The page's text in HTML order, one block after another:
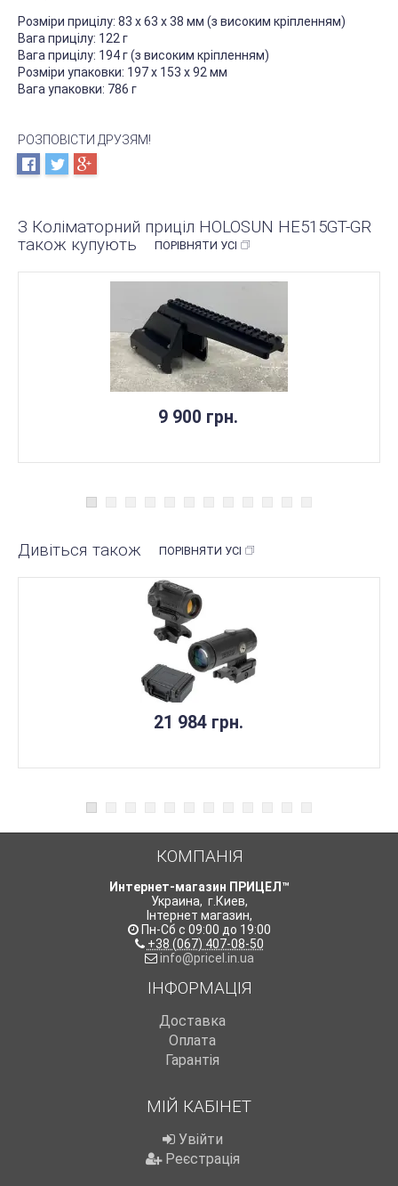
Розміри прицілу: 83 x 63 x 38 мм (з високим кріпленням)
Вага прицілу: 122 г
Вага прицілу: 194 г (з високим кріпленням)
Розміри упаковки: 197 x 153 x 92 мм
Вага упаковки: 786 г
РОЗПОВІСТИ ДРУЗЯМ!
З Коліматорний приціл HOLOSUN HE515GT-GR
також купують
ПОРІВНЯТИ УСІ
9 900 грн.
Дивіться також ПОРІВНЯТИ УСІ
21 984 грн.
КОМПАНІЯ
Интернет-магазин ПРИЦЕЛ™
Украина, г.Киев,
Інтернет магазин,
Пн-Сб с 09:00 до 19:00
+38 (067) 407-08-50
info@pricel.in.ua
ІНФОРМАЦІЯ
Доставка
Оплата
Гарантія
МІЙ КАБІНЕТ
Увійти
Реєстрація